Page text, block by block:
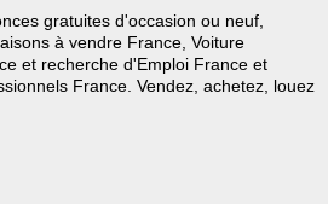
gratuites d'occasion ou neuf,
à vendre France, Voiture
et recherche d'Emploi France et
France. Vendez, achetez, louez